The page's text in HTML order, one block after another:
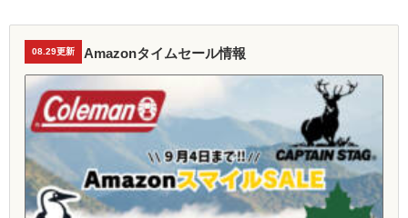
08.29更新 Amazonタイムセール情報